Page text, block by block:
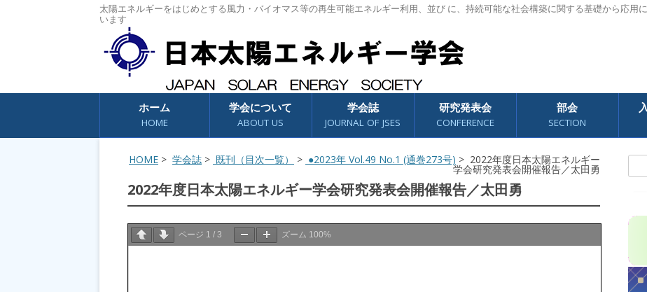
太陽エネルギーをはじめとする風力・バイオマス等の再生可能エネルギー利用、並び に、持続可能な社会構築に関する基礎から応用
います
コンテンツへスキップ
ホーム
HOME
学会について
ABOUT US
学会誌
JOURNAL OF JSES
研究発表会
CONFERENCE
部会
SECTION
HOME > 学会誌 > 既刊（目次一覧） > ●2023年 Vol.49 No.1 (通巻273号) > 2022年度日本太陽エネルギー
学会研究発表会開催報告／太田勇
2022年度日本太陽エネルギー学会研究発表会開催報告／太田勇
ページ 1 / 3 ズーム 100%
索: